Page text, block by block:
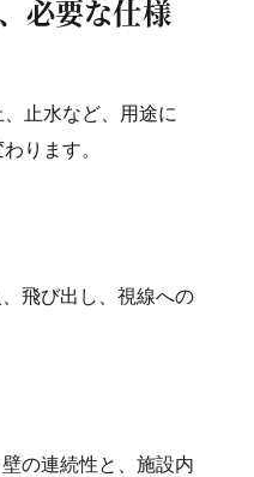
必要な仕様
止水など、用途に
ります。
飛び出し、視線への
の連続性と、施設内